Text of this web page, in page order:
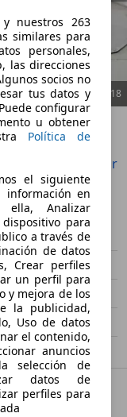
18
Compartir
(mixto)
nuestros 263
similares para
personales,
las direcciones
socios no
tus datos y
configurar
u obtener
Política de
el siguiente
información en
Analizar
para
a través de
de datos
Crear perfiles
un perfil para
y mejora de los
la publicidad,
Uso de datos
el contenido,
anuncios
selección de
datos de
perfiles para